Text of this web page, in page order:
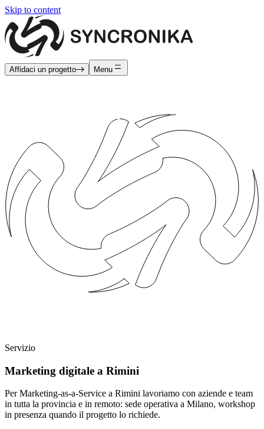
Skip to content
Affidaci un progetto Menu
Servizio
Marketing digitale a Rimini
Per Marketing-as-a-Service a Rimini lavoriamo con aziende e team
in tutta la provincia e in remoto: sede operativa a Milano, workshop
in presenza quando il progetto lo richiede.